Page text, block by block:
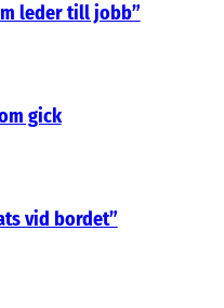
leder till jobb”
gick
vid bordet”